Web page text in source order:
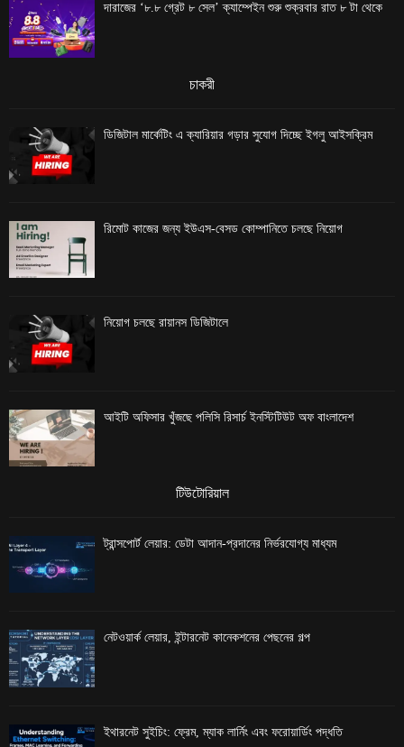
দারাজের ‘৮.৮ গ্রেট ৮ সেল’ ক্যাম্পেইন শুরু শুক্রবার রাত ৮ টা থেকে
চাকরী
ডিজিটাল মার্কেটিং এ ক্যারিয়ার গড়ার সুযোগ দিচ্ছে ইগলু আইসক্রিম
রিমোট কাজের জন্য ইউএস-বেসড কোম্পানিতে চলছে নিয়োগ
নিয়োগ চলছে রায়ানস ডিজিটালে
আইটি অফিসার খুঁজছে পলিসি রিসার্চ ইনস্টিটিউট অফ বাংলাদেশ
টিউটোরিয়াল
ট্রান্সপোর্ট লেয়ার: ডেটা আদান-প্রদানের নির্ভরযোগ্য মাধ্যম
নেটওয়ার্ক লেয়ার, ইন্টারনেট কানেকশনের পেছনের গল্প
ইথারনেট সুইচিং: ফ্রেম, ম্যাক লার্নিং এবং ফরোয়ার্ডিং পদ্ধতি